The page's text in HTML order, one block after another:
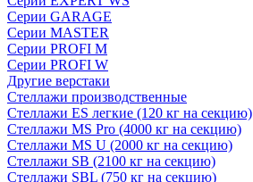
Серии GARAGE
Серии MASTER
Серии PROFI M
Серии PROFI W
Другие верстаки
Стеллажи производственные
Стеллажи ES легкие (120 кг на секцию)
Стеллажи MS Pro (4000 кг на секцию)
Стеллажи MS U (2000 кг на секцию)
Стеллажи SB (2100 кг на секцию)
Стеллажи SBL (750 кг на секцию)